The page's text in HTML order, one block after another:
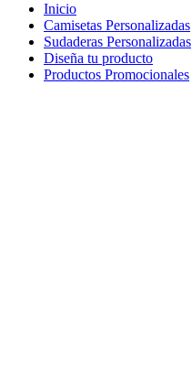
Inicio
Camisetas Personalizadas
Sudaderas Personalizadas
Diseña tu producto
Productos Promocionales